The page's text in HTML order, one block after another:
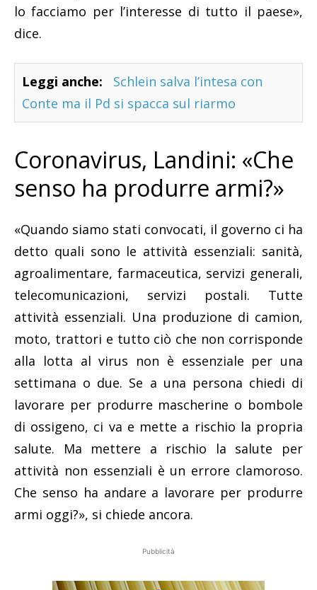
lo facciamo per l’interesse di tutto il paese»,
dice.
Leggi anche:
Schlein salva l’intesa con
Conte ma il Pd si spacca sul riarmo
Coronavirus, Landini: «Che
senso ha produrre armi?»
«Quando siamo stati convocati, il governo ci ha
detto quali sono le attività essenziali: sanità,
agroalimentare, farmaceutica, servizi generali,
telecomunicazioni, servizi postali. Tutte
attività essenziali. Una produzione di camion,
moto, trattori e tutto ciò che non corrisponde
alla lotta al virus non è essenziale per una
settimana o due. Se a una persona chiedi di
lavorare per produrre mascherine o bombole
di ossigeno, ci va e mette a rischio la propria
salute. Ma mettere a rischio la salute per
attività non essenziali è un errore clamoroso.
Che senso ha andare a lavorare per produrre
armi oggi?», si chiede ancora.
Pubblicità